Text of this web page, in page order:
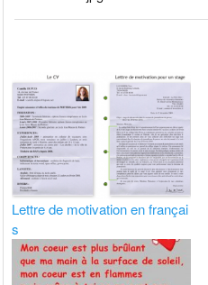
Lettre de motivation en françai
s